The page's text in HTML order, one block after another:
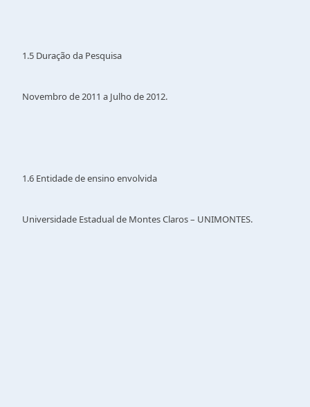
1.5 Duração da Pesquisa
Novembro de 2011 a Julho de 2012.
1.6 Entidade de ensino envolvida
Universidade Estadual de Montes Claros – UNIMONTES.